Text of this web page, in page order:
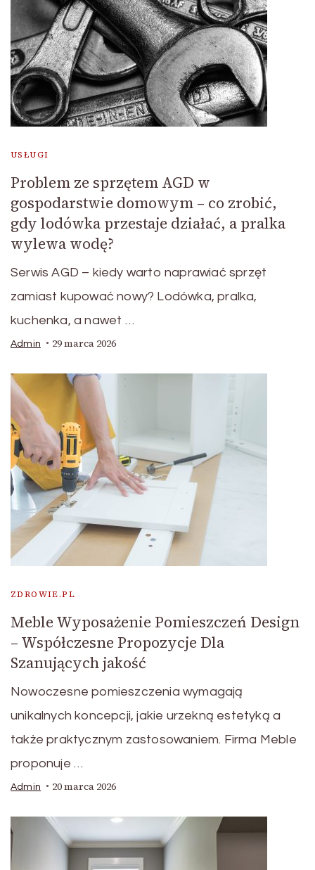
USŁUGI
Problem ze sprzętem AGD w
gospodarstwie domowym – co zrobić,
gdy lodówka przestaje działać, a pralka
wylewa wodę?
Serwis AGD – kiedy warto naprawiać sprzęt
zamiast kupować nowy? Lodówka, pralka,
kuchenka, a nawet …
Admin 29 marca 2026
ZDROWIE.PL
Meble Wyposażenie Pomieszczeń Design
– Współczesne Propozycje Dla
Szanujących jakość
Nowoczesne pomieszczenia wymagają
unikalnych koncepcji, jakie urzekną estetyką a
także praktycznym zastosowaniem. Firma Meble
proponuje …
Admin 20 marca 2026